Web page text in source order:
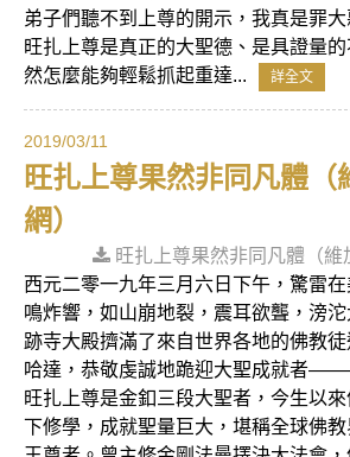
弟子們聽不到上尊的開示，我真是罪大
旺扎上尊是真正的大聖德、是具證量
然怎麼能夠輕鬆抓起重達...
詳全文
2019/03/11
旺扎上尊果然非同凡體（
網）
旺扎上尊果然非同凡體（
西元二零一九年三月六日下午，驚雷
鳴炸響，如山崩地裂，震耳欲聾，滂
跡寺大殿擠滿了來自世界各地的佛教
哈達，恭敬虔誠地跪迎大聖成就者
旺扎上尊是金釦三段大聖者，今生以
下修學，成就聖量巨大，堪稱全球佛